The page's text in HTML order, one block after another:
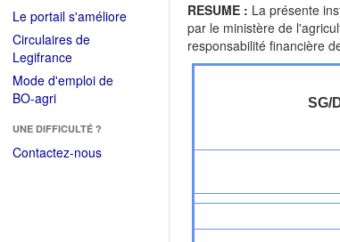
Le portail s'améliore(Fichier
Circulaires de
Legifrance(Ouvrir
dans
une
fenêtre)
Mode d'emploi de
BO-agri(Ouvrir
une
nouvelle
UNE DIFFICULTÉ ?
Contactez-nous
RESUME : La présente
par le ministère de
responsabilité financière
SG/